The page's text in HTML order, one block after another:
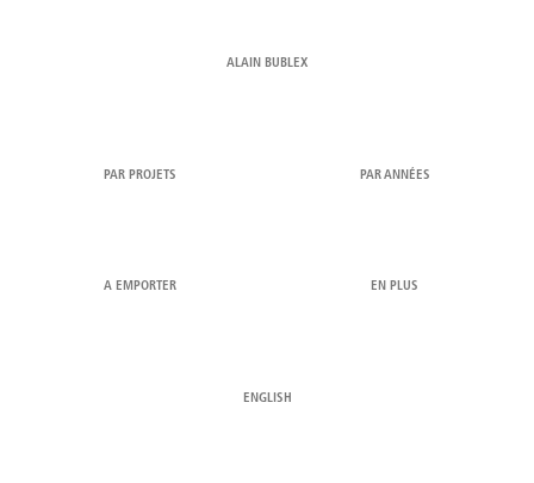
ALAIN BUBLEX
PAR PROJETS PAR ANNÉES
A EMPORTER EN PLUS
ENGLISH